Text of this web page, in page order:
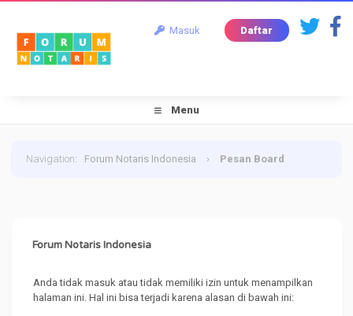
Masuk Daftar
Menu
Navigation: Forum Notaris Indonesia › Pesan Board
Forum Notaris Indonesia
Anda tidak masuk atau tidak memiliki izin untuk menampilkan
halaman ini. Hal ini bisa terjadi karena alasan di bawah ini: